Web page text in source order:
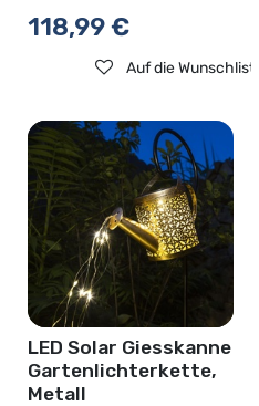
118,99€
Auf die Wunschliste
LED Solar Giesskanne
Gartenlichterkette,
Metall